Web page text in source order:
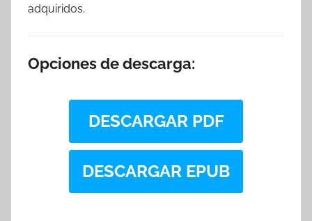
adquiridos.
Opciones de descarga:
DESCARGAR PDF
DESCARGAR EPUB